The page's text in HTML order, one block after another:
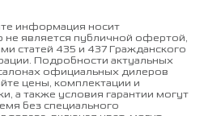
информация носит
не является публичной офертой,
статей 435 и 437 Гражданского
Подробности актуальных
официальных дилеров
цены, комплектации и
а также условия гарантии могут
без специального